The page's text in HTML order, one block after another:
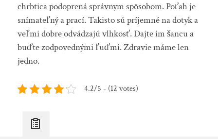
chrbtica podoprená správnym spôsobom. Poťah je
snímateľný a prací. Takisto sú príjemné na dotyk a
veľmi dobre odvádzajú vlhkosť. Dajte im šancu a
buďte zodpovednými ľuďmi. Zdravie máme len
jedno.
4.2/5 - (12 votes)